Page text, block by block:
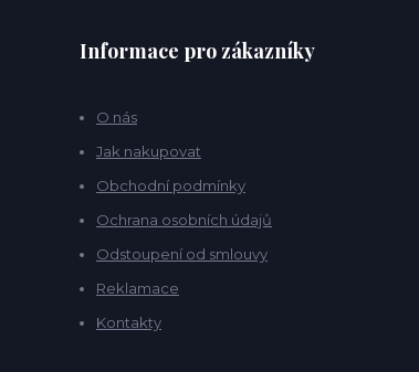
Informace pro zákazníky
O nás
Jak nakupovat
Obchodní podmínky
Ochrana osobních údajů
Odstoupení od smlouvy
Reklamace
Kontakty